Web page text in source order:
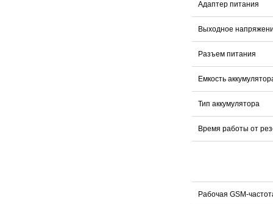
Адаптер питания
Выходное
Разъем питания
Емкость
Тип аккумулятора
Время работы от
Рабочая GSM-